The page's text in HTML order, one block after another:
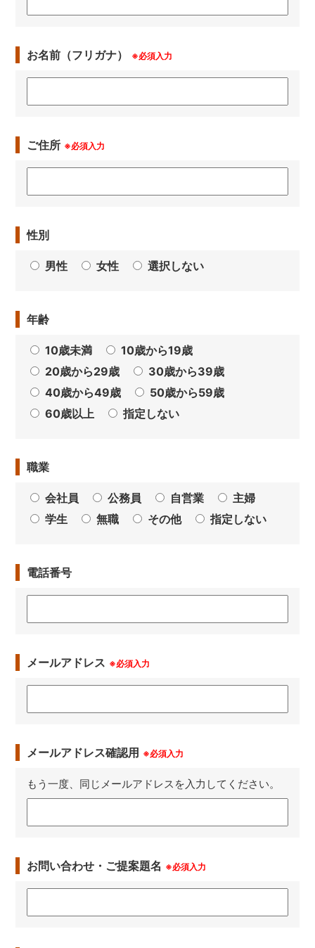
お名前（フリガナ） ※必須入力
ご住所 ※必須入力
性別
男性 女性 選択しない
年齢
10歳未満
10歳から19歳
20歳から29歳
30歳から39歳
40歳から49歳
50歳から59歳
60歳以上
指定しない
職業
会社員 公務員 自営業
主婦
学生
無職 その他 指定しない
電話番号
メールアドレス ※必須入力
メールアドレス確認用 ※必須入力
もう一度、同じメールアドレスを入力してください。
お問い合わせ・ご提案題名 ※必須入力